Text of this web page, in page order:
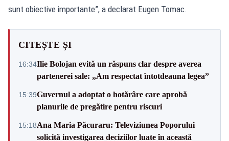
sunt obiective importante”, a declarat Eugen Tomac.
CITEȘTE ȘI
16:34Ilie Bolojan evită un răspuns clar despre averea
partenerei sale: „Am respectat întotdeauna legea”
15:39Guvernul a adoptat o hotărâre care aprobă
planurile de pregătire pentru riscuri
15:18Ana Maria Păcuraru: Televiziunea Poporului
solicită investigarea deciziilor luate în această